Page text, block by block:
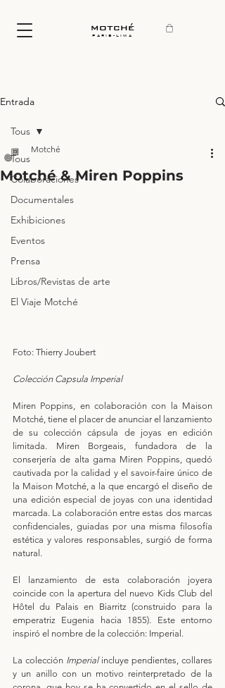
motché
paris-lima
Entrada
Tous
Colaboraciones
Documentales
Exhibiciones
Eventos
Prensa
Libros/Revistas de arte
El Viaje Motché
Tous
Motché & Miren Poppins
Motché
Foto: Thierry Joubert
Colección Capsula Imperial
Miren Poppins, en colaboración con la Maison
Motché, tiene el placer de anunciar el lanzamiento
de su colección cápsula de joyas en edición
limitada. Miren Borgeais, fundadora de la
conserjería de alta gama Miren Poppins, quedó
cautivada por la calidad y el savoir-faire único de
la Maison Motché, a la que encargó el diseño de
una edición especial de joyas con una identidad
marcada. La colaboración entre estas dos marcas
confidenciales, guiadas por una misma filosofía
estética y valores responsables, surgió de forma
natural.
El lanzamiento de esta colaboración joyera
coincide con la apertura del nuevo Kids Club del
Hôtel du Palais en Biarritz (construido para la
emperatriz Eugenia hacia 1855). Este entorno
inspiró el nombre de la colección: Imperial.
La colección Imperial incluye pendientes, collares
y un anillo con un motivo reinterpretado de la